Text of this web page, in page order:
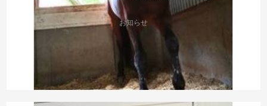
お知らせ